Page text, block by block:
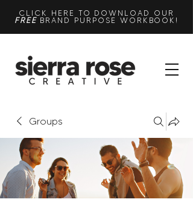
CLICK HERE TO DOWNLOAD OUR
FREEBRAND PURPOSE WORKBOOK!
Groups